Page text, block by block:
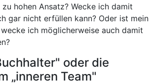
hohen Ansatz? Wecke ich damit
gar nicht erfüllen kann? Oder ist mein
ich möglicherweise auch damit
oder die
„inneren Team"